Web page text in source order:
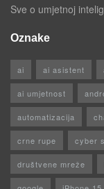
Sve o umjetnoj
Oznake
ai ai asistent
ai umjetnost
automatizacija
crne rupe cyber
društvene mreže